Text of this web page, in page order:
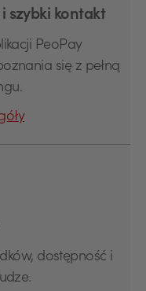
szybki kontakt
PeoPay
się z pełną
dostępność i